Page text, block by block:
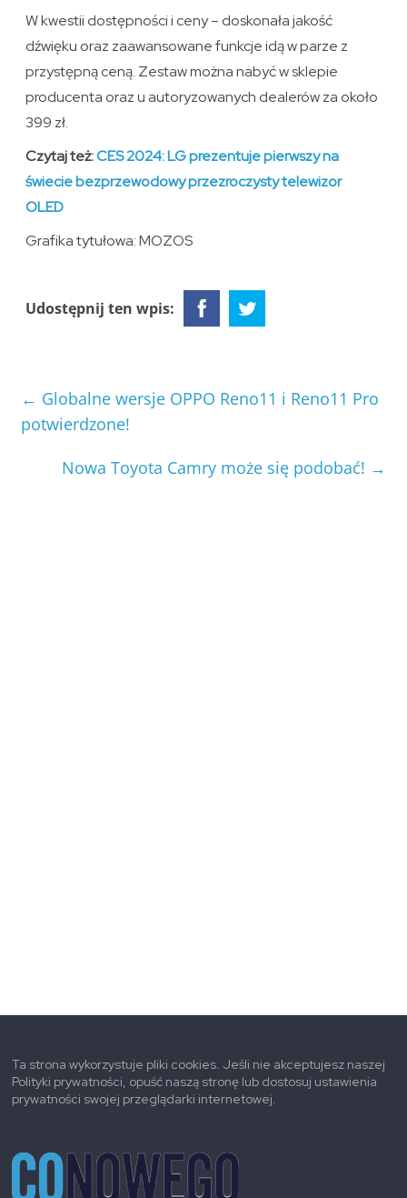
W kwestii dostępności i ceny – doskonała jakość
dźwięku oraz zaawansowane funkcje idą w parze z
przystępną ceną. Zestaw można nabyć w sklepie
producenta oraz u autoryzowanych dealerów za około
399 zł.
Czytaj też:CES 2024: LG prezentuje pierwszy na
świecie bezprzewodowy przezroczysty telewizor
OLED
Grafika tytułowa: MOZOS
Udostępnij ten wpis:
← Globalne wersje OPPO Reno11 i Reno11 Pro
potwierdzone!
Nowa Toyota Camry może się podobać! →
Ta strona wykorzystuje pliki cookies. Jeśli nie akceptujesz naszej
Polityki prywatności, opuść naszą stronę lub dostosuj ustawienia
prywatności swojej przeglądarki internetowej.